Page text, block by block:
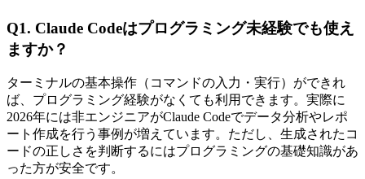
Q1. Claude Codeはプログラミング未経験でも使え
ますか？
ターミナルの基本操作（コマンドの入力・実行）ができれ
ば、プログラミング経験がなくても利用できます。実際に
2026年には非エンジニアがClaude Codeでデータ分析やレポ
ート作成を行う事例が増えています。ただし、生成されたコ
ードの正しさを判断するにはプログラミングの基礎知識があ
った方が安全です。